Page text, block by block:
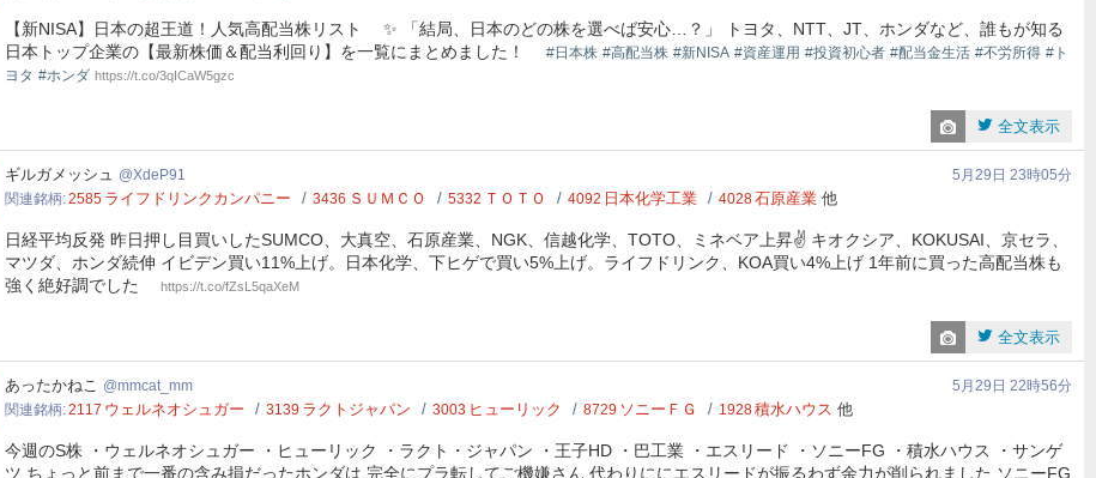
【新NISA】日本の超王道！人気高配当株リスト ✨ 「結局、日本のどの株を選べば安心…？」 トヨタ、NTT、JT、ホンダなど、誰もが知る
日本トップ企業の【最新株価＆配当利回り】を一覧にまとめました！ #日本株 #高配当株 #新NISA #資産運用 #投資初心者 #配当金生活 #不労所得 #ト
ヨタ #ホンダ https://t.co/3qICaW5gzc
全文表示
XdeP91
ギルガメッシュ XdeP91
5月29日 23時05分
関連銘柄 2585 ライフドリンクカンパニー 3436 ＳＵＭＣＯ 5332 ＴＯＴＯ 4092 日本化学工業 4028石原産業 他
日経平均反発 昨日押し目買いしたSUMCO、大真空、石原産業、NGK、信越化学、TOTO、ミネベア上昇✌️ キオクシア、KOKUSAI、京セラ、
マツダ、ホンダ続伸 イビデン買い11%上げ。日本化学、下ヒゲで買い5%上げ。ライフドリンク、KOA買い4%上げ 1年前に買った高配当株も
強く絶好調でした
https://t.co/fZsL5qaXeM
全文表示
mmcat_mm
あったかねこ mmcat_mm
5月29日 22時56分
関連銘柄 2117 ウェルネオシュガー 3139 ラクトジャパン 3003 ヒューリック 8729 ソニーＦＧ 1928積水ハウス 他
今週のS株 ・ウェルネオシュガー ・ヒューリック ・ラクト・ジャパン ・王子HD ・巴工業 ・エスリード ・ソニーFG ・積水ハウス ・サンゲ
ツ ちょっと前まで一番の含み損だったホンダは 完全にプラ転してご機嫌さん 代わりににエスリードが振るわず余力が削られました ソニーFG